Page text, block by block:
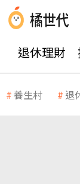
退休理財
養生村 退